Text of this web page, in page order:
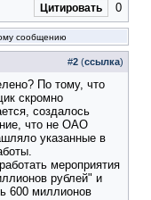
Цитировать 0
сообщению
#2 (ссылка)
По тому, что
скромно
создалось
что не ОАО
указанные в
мероприятия
рублей" и
600 миллионов